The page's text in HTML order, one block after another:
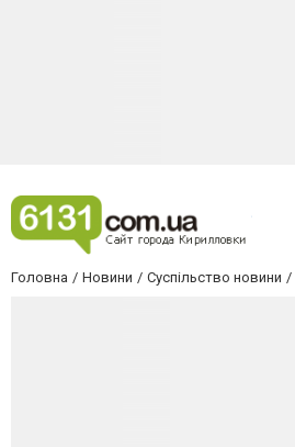
Головна Новини Суспільство новини